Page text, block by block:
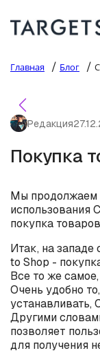
Главная / Блог /
Редакция
Покупка
Мы продолжаем
использования
покупка
Итак, на западе
to Shop -
Все то же
Очень удобно
устанавливать,
Другими
позволяет
для получения